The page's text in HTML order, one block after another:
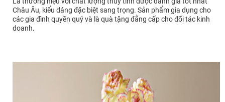
Châu Âu, kiểu dáng đặc biệt sang trọng. Sản phẩm gia dụng cho
các gia đình quyền quý và là quà tặng đẳng cấp cho đối tác kinh
doanh.